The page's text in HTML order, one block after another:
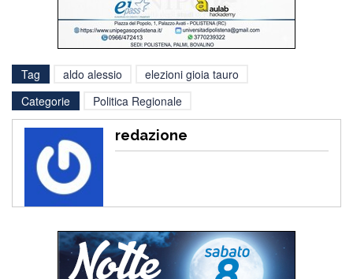
Tag aldo alessio
elezioni gioia tauro
Categorie
Politica Regionale
redazione